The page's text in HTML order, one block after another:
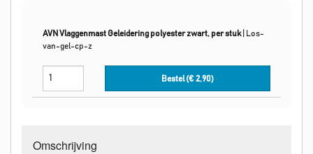
AVN Vlaggenmast Geleidering polyester zwart, per stuk|
Los-
van-gel-cp-z
Bestel (€2,90)
Omschrijving